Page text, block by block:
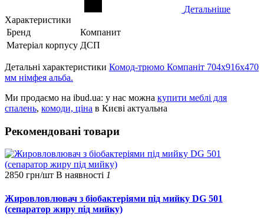
Детальніше
Характеристики
Бренд
Компанит
Матеріал корпусу ДСП
Детальні характеристики Комод-трюмо Компаніт 704х916х470
мм німфея альба.
Ми продаємо на ibud.ua: у нас можна купити меблі для
спалень, комоди, ціна в Києві актуальна
Рекомендовані товари
2850 грн/шт В наявності 1
Жировловлювач з біобактеріями під мийку DG 501
(сепаратор жиру під мийку)